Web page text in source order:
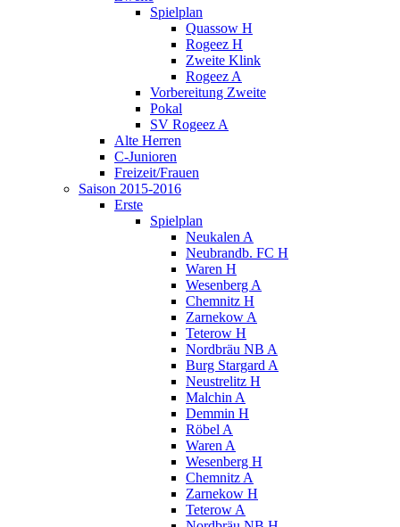
Spielplan
Quassow H
Rogeez H
Zweite Klink
Rogeez A
Vorbereitung Zweite
Pokal
SV Rogeez A
Alte Herren
C-Junioren
Freizeit/Frauen
Saison 2015-2016
Erste
Spielplan
Neukalen A
Neubrandb. FC H
Waren H
Wesenberg A
Chemnitz H
Zarnekow A
Teterow H
Nordbräu NB A
Burg Stargard A
Neustrelitz H
Malchin A
Demmin H
Röbel A
Waren A
Wesenberg H
Chemnitz A
Zarnekow H
Teterow A